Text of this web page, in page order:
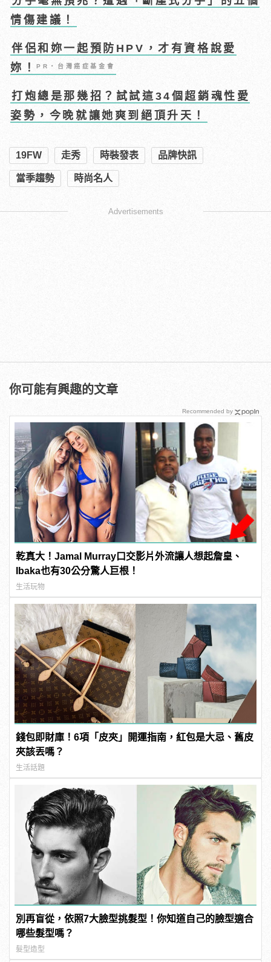
情傷建議！
伴侶和妳一起預防HPV，才有資格說愛
妳！PR・台灣癌症基金會
打炮總是那幾招？試試這34個超銷魂性愛
姿勢，今晚就讓她爽到絕頂升天！
19FW 走秀 時裝發表 品牌快訊
當季趨勢 時尚名人
Advertisements
你可能有興趣的文章
乾真大！Jamal Murray口交影片外流讓人想起詹皇、
Ibaka也有30公分驚人巨根！
生活玩物
錢包即財庫！6項「皮夾」開運指南，紅包是大忌、舊皮
夾該丟嗎？
生活話題
別再盲從，依照7大臉型挑髮型！你知道自己的臉型適合
哪些髮型嗎？
髮型造型
Recommended by